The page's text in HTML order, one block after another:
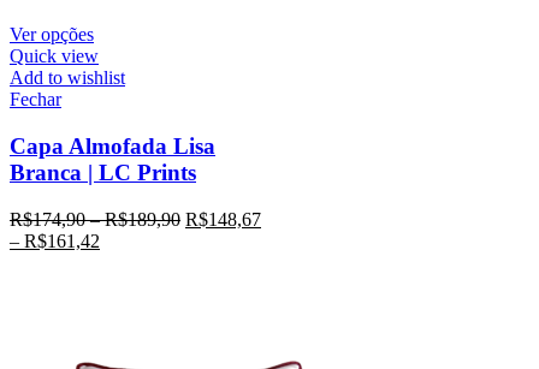
Ver opções
Quick view
Add to wishlist
Fechar
Capa Almofada Lisa
Branca | LC Prints
R$174,90–R$189,90 R$148,67
– R$161,42